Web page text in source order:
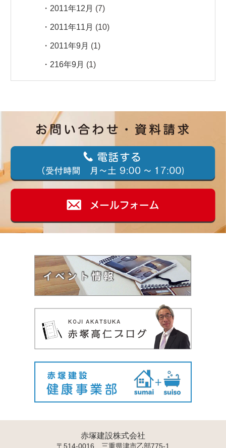
2011年12月 (7)
2011年11月 (10)
2011年9月 (1)
216年9月 (1)
赤塚建設株式会社
〒514-0016 三重県津市乙部775-1